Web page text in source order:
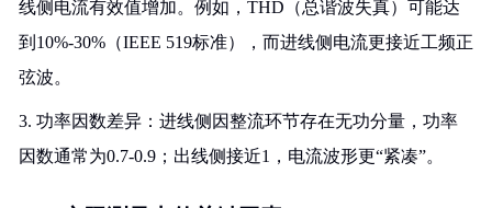
线侧电流有效值增加。例如，THD（总谐波失真）可能达
到10%-30%（IEEE 519标准），而进线侧电流更接近工频正
弦波。
3. 功率因数差异：进线侧因整流环节存在无功分量，功率
因数通常为0.7-0.9；出线侧接近1，电流波形更“紧凑”。